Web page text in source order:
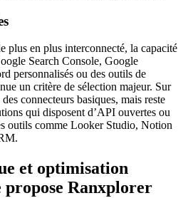
plus en plus interconnecté, la capacité
Search Console, Google
personnalisés ou des outils de
un critère de sélection majeur. Sur
connecteurs basiques, mais reste
qui disposent d’API ouvertes ou
outils comme Looker Studio, Notion
et optimisation
propose Ranxplorer